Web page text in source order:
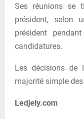
Ses réunions se
président, selon
président
candidatures.
Les décisions de
majorité simple
Ledjely.com